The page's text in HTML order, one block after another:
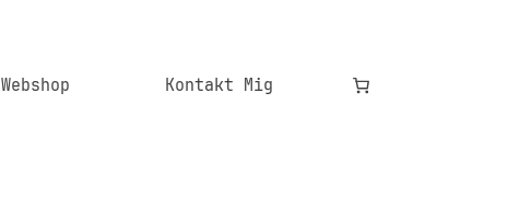
Webshop Kontakt Mig